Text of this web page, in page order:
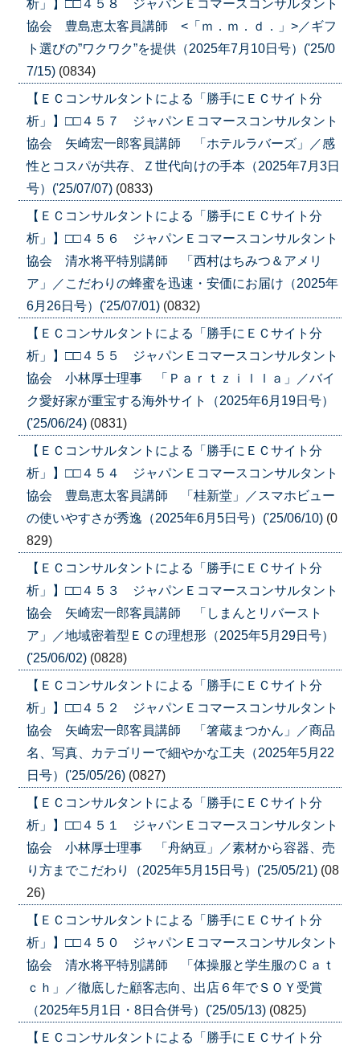
析」】□□４５８ ジャパンＥコマースコンサルタント
協会 豊島恵太客員講師 <「ｍ．ｍ．ｄ．」>／ギフ
ト選びの”ワクワク”を提供（2025年7月10日号）('25/0
7/15) (0834)
【ＥＣコンサルタントによる「勝手にＥＣサイト分
析」】□□４５７ ジャパンＥコマースコンサルタント
協会 矢崎宏一郎客員講師 「ホテルラバーズ」／感
性とコスパが共存、Ｚ世代向けの手本（2025年7月3日
号）('25/07/07) (0833)
【ＥＣコンサルタントによる「勝手にＥＣサイト分
析」】□□４５６ ジャパンＥコマースコンサルタント
協会 清水将平特別講師 「西村はちみつ＆アメリ
ア」／こだわりの蜂蜜を迅速・安価にお届け（2025年
6月26日号）('25/07/01) (0832)
【ＥＣコンサルタントによる「勝手にＥＣサイト分
析」】□□４５５ ジャパンＥコマースコンサルタント
協会 小林厚士理事 「Ｐａｒｔｚｉｌｌａ」／バイ
ク愛好家が重宝する海外サイト（2025年6月19日号）
('25/06/24) (0831)
【ＥＣコンサルタントによる「勝手にＥＣサイト分
析」】□□４５４ ジャパンＥコマースコンサルタント
協会 豊島恵太客員講師 「桂新堂」／スマホビュー
の使いやすさが秀逸（2025年6月5日号）('25/06/10) (0
829)
【ＥＣコンサルタントによる「勝手にＥＣサイト分
析」】□□４５３ ジャパンＥコマースコンサルタント
協会 矢崎宏一郎客員講師 「しまんとリバースト
ア」／地域密着型ＥＣの理想形（2025年5月29日号）
('25/06/02) (0828)
【ＥＣコンサルタントによる「勝手にＥＣサイト分
析」】□□４５２ ジャパンＥコマースコンサルタント
協会 矢崎宏一郎客員講師 「箸蔵まつかん」／商品
名、写真、カテゴリーで細やかな工夫（2025年5月22
日号）('25/05/26) (0827)
【ＥＣコンサルタントによる「勝手にＥＣサイト分
析」】□□４５１ ジャパンＥコマースコンサルタント
協会 小林厚士理事 「舟納豆」／素材から容器、売
り方までこだわり（2025年5月15日号）('25/05/21) (08
26)
【ＥＣコンサルタントによる「勝手にＥＣサイト分
析」】□□４５０ ジャパンＥコマースコンサルタント
協会 清水将平特別講師 「体操服と学生服のＣａｔ
ｃｈ」／徹底した顧客志向、出店６年でＳＯＹ受賞
（2025年5月1日・8日合併号）('25/05/13) (0825)
【ＥＣコンサルタントによる「勝手にＥＣサイト分